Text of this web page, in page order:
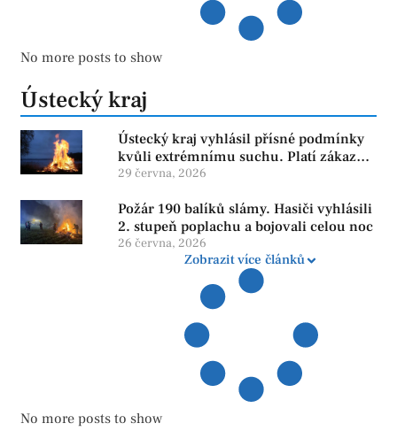
No more posts to show
Ústecký kraj
Ústecký kraj vyhlásil přísné podmínky
kvůli extrémnímu suchu. Platí zákaz
ohňů i pyrotechniky
29 června, 2026
Požár 190 balíků slámy. Hasiči vyhlásili
2. stupeň poplachu a bojovali celou noc
26 června, 2026
Zobrazit více článků
No more posts to show